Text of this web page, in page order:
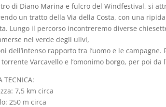
di Diano Marina e fulcro del Windfestival, si
un tratto della Via della Costa, con una
Lungo il percorso incontreremo diverse
nel verde degli ulivi,
dell’intenso rapporto tra l’uomo e le
Varcavello e l’omonimo borgo, per poi
TECNICA:
7,5 km circa
250 m circa